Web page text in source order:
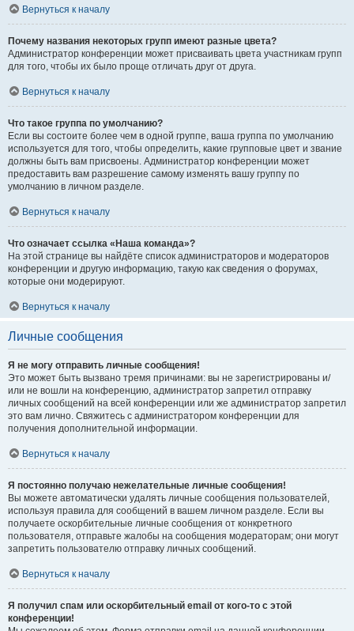
Вернуться к началу
Почему названия некоторых групп имеют разные цвета?
Администратор конференции может присваивать цвета участникам групп
для того, чтобы их было проще отличать друг от друга.
Вернуться к началу
Что такое группа по умолчанию?
Если вы состоите более чем в одной группе, ваша группа по умолчанию
используется для того, чтобы определить, какие групповые цвет и звание
должны быть вам присвоены. Администратор конференции может
предоставить вам разрешение самому изменять вашу группу по
умолчанию в личном разделе.
Вернуться к началу
Что означает ссылка «Наша команда»?
На этой странице вы найдёте список администраторов и модераторов
конференции и другую информацию, такую как сведения о форумах,
которые они модерируют.
Вернуться к началу
Личные сообщения
Я не могу отправить личные сообщения!
Это может быть вызвано тремя причинами: вы не зарегистрированы и/
или не вошли на конференцию, администратор запретил отправку
личных сообщений на всей конференции или же администратор запретил
это вам лично. Свяжитесь с администратором конференции для
получения дополнительной информации.
Вернуться к началу
Я постоянно получаю нежелательные личные сообщения!
Вы можете автоматически удалять личные сообщения пользователей,
используя правила для сообщений в вашем личном разделе. Если вы
получаете оскорбительные личные сообщения от конкретного
пользователя, отправьте жалобы на сообщения модераторам; они могут
запретить пользователю отправку личных сообщений.
Вернуться к началу
Я получил спам или оскорбительный email от кого-то с этой
конференции!